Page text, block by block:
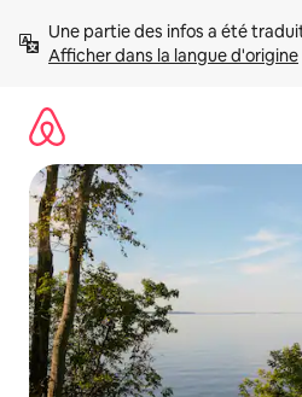
directement
Afficher dans la langue d'origine